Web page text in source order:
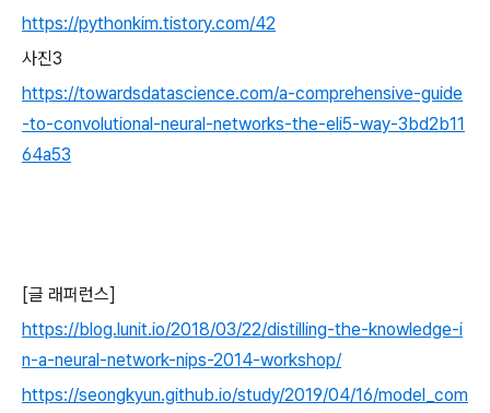
https://pythonkim.tistory.com/42
사진3
https://towardsdatascience.com/a-comprehensive-guide
-to-convolutional-neural-networks-the-eli5-way-3bd2b11
64a53
[글 래퍼런스]
https://blog.lunit.io/2018/03/22/distilling-the-knowledge-i
n-a-neural-network-nips-2014-workshop/
https://seongkyun.github.io/study/2019/04/16/model_com